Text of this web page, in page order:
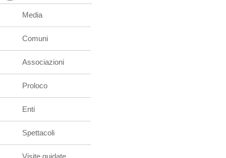
Media
Comuni
Associazioni
Proloco
Enti
Spettacoli
Visite guidate